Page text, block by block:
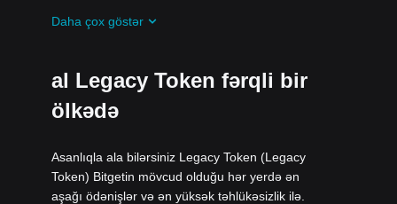
Pulsuz alın Legacy Token qoşularaq
Daha çox göstər
al Legacy Token fərqli bir
ölkədə
Asanlıqla ala bilərsiniz Legacy Token (Legacy
Token) Bitgetin mövcud olduğu hər yerdə ən
aşağı ödənişlər və ən yüksək təhlükəsizlik ilə.